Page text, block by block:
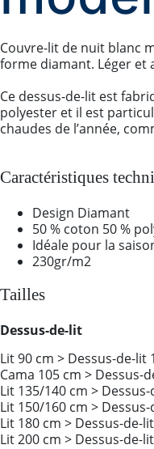
Couvre-lit de nuit blanc
forme diamant. Léger et
Ce dessus-de-lit est
polyester et il est
chaudes de l’année,
Caractéristiques
Design Diamant
50 % coton 50 %
Idéale pour la
230gr/m2
Tailles
Dessus-de-lit
Lit 90 cm > Dessus-de-lit
Cama 105 cm > Dessus-
Lit 135/140 cm >
Lit 150/160 cm >
Lit 180 cm > Dessus-de-
Lit 200 cm > Dessus-de-